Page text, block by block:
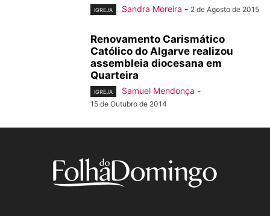
IGREJA Sandra Moreira - 2 de Agosto de 2015
Renovamento Carismático
Católico do Algarve realizou
assembleia diocesana em
Quarteira
IGREJA Samuel Mendonça -
15 de Outubro de 2014